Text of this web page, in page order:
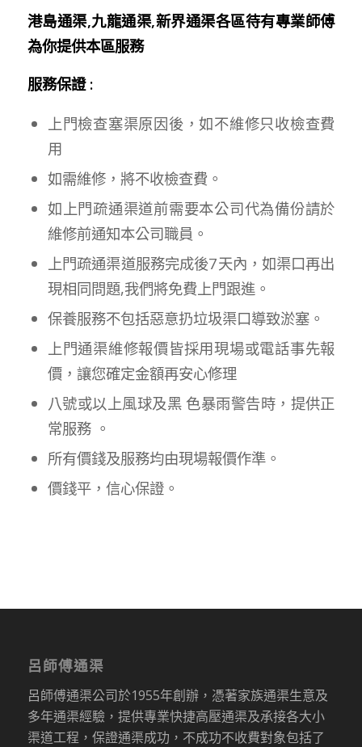
港島通渠,九龍通渠,新界通渠各區待有專業師傅
為你提供本區服務
服務保證 :
上門檢查塞渠原因後，如不維修只收檢查費
用
如需維修，將不收檢查費。
如上門疏通渠道前需要本公司代為備份請於
維修前通知本公司職員。
上門疏通渠道服務完成後7天內，如渠口再出
現相同問題,我們將免費上門跟進。
保養服務不包括惡意扔垃圾渠口導致淤塞。
上門通渠維修報價皆採用現場或電話事先報
價，讓您確定金額再安心修理
八號或以上風球及黑 色暴雨警告時，提供正
常服務 。
所有價錢及服務均由現場報價作準。
價錢平，信心保證。
呂師傅通渠
呂師傅通渠公司於1955年創辦，憑著家族通渠生意及
多年通渠經驗，提供專業快捷高壓通渠及承接各大小
渠道工程，保證通渠成功，不成功不收費對象包括了